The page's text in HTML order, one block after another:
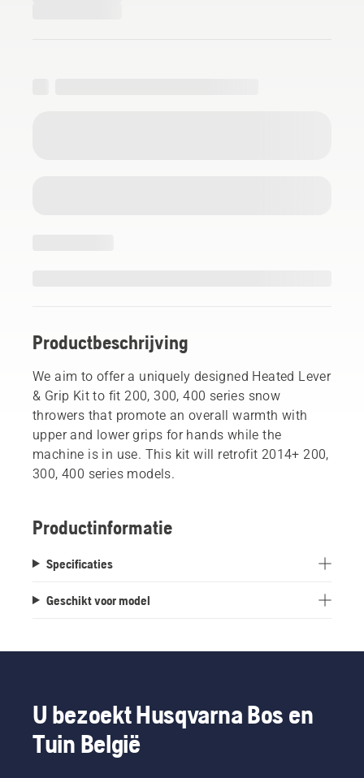
Productbeschrijving
We aim to offer a uniquely designed Heated Lever
& Grip Kit to fit 200, 300, 400 series snow
throwers that promote an overall warmth with
upper and lower grips for hands while the
machine is in use. This kit will retrofit 2014+ 200,
300, 400 series models.
Productinformatie
Specificaties
Geschikt voor model
U bezoekt Husqvarna Bos en
Tuin België